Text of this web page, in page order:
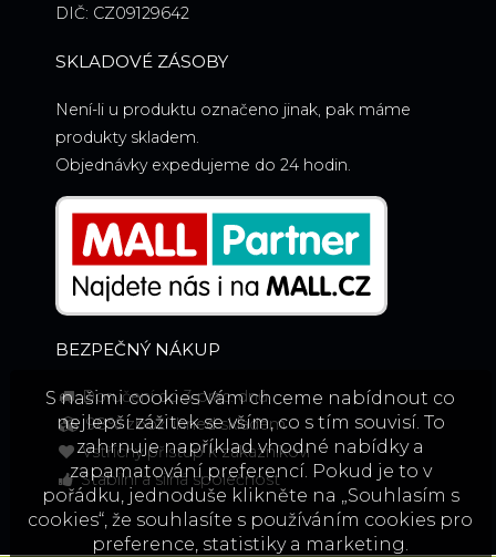
S našimi cookies Vám chceme nabídnout co
nejlepší zážitek se vším, co s tím souvisí. To
zahrnuje například vhodné nabídky a
zapamatování preferencí. Pokud je to v
pořádku, jednoduše klikněte na „Souhlasím s
cookies“, že souhlasíte s používáním cookies pro
preference, statistiky a marketing.
DIČ: CZ09129642
SKLADOVÉ ZÁSOBY
Není-li u produktu označeno jinak, pak máme
produkty skladem.
Objednávky expedujeme do 24 hodin.
BEZPEČNÝ NÁKUP
Doručení do 3 prac. dnů
98% zboží ihned skladem
Vstřícný přístup k zákazníkovi
Stabilní a silná společnost